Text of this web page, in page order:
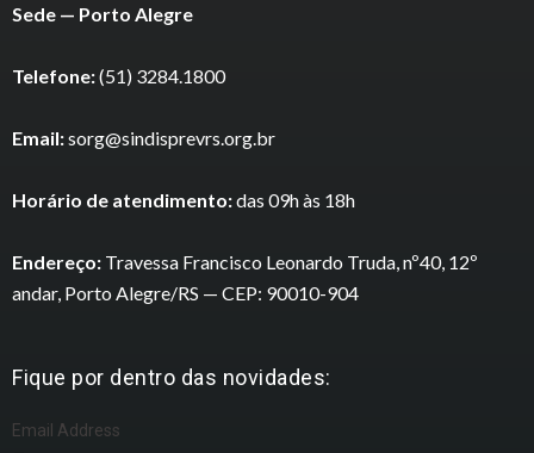
Sede — Porto Alegre
Telefone:(51) 3284.1800
Email:sorg@sindisprevrs.org.br
Horário de atendimento:das 09h às 18h
Endereço: Travessa Francisco Leonardo Truda, nº40, 12º
andar, Porto Alegre/RS — CEP: 90010-904
Fique por dentro das novidades:
Email Address